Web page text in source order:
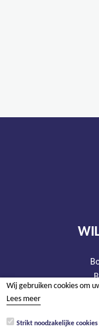
Wij gebruiken cookies om
Lees meer
Strikt noodzakelijke cookies